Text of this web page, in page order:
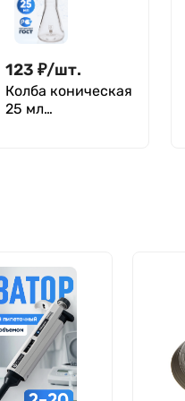
горловиной, тип
КН,
термостойкая)
123 ₽/шт.
Колба коническая
25 мл